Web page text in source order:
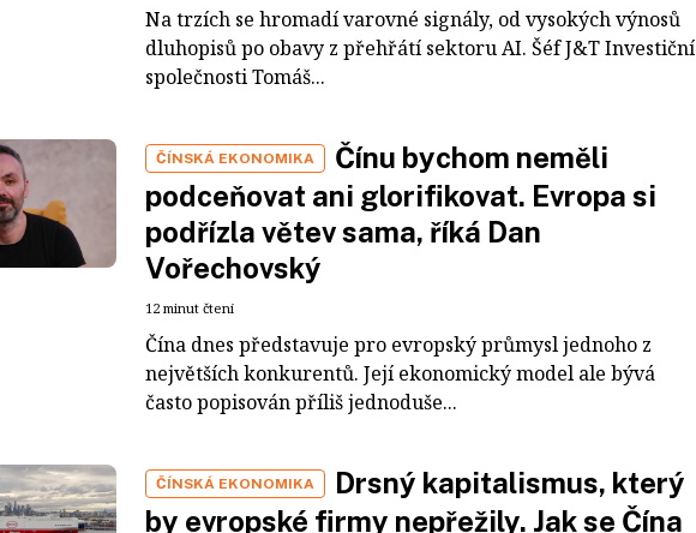
Na trzích se hromadí varovné signály, od vysokých výnosů
dluhopisů po obavy z přehřátí sektoru AI. Šéf J&T Investiční
společnosti Tomáš...
ČÍNSKÁ EKONOMIKA
Čínu bychom neměli
podceňovat ani glorifikovat. Evropa si
podřízla větev sama, říká Dan
Vořechovský
12 minut čtení
Čína dnes představuje pro evropský průmysl jednoho z
největších konkurentů. Její ekonomický model ale bývá
často popisován příliš jednoduše...
ČÍNSKÁ EKONOMIKA
Drsný kapitalismus, který
by evropské firmy nepřežily. Jak se Čína